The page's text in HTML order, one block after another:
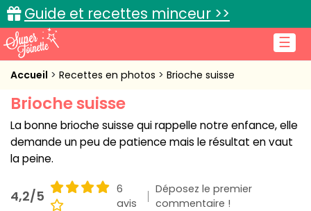
☰
Guide et recettes minceur >>
Accueil
Recettes de cuisine
Cuisine pratique
L'actu cuisine
Accueil Recettes en photos Brioche suisse
Brioche suisse
La bonne brioche suisse qui rappelle notre enfance, elle
demande un peu de patience mais le résultat en vaut
la peine.
4,2/5
6
avis
Déposez le premier
commentaire !